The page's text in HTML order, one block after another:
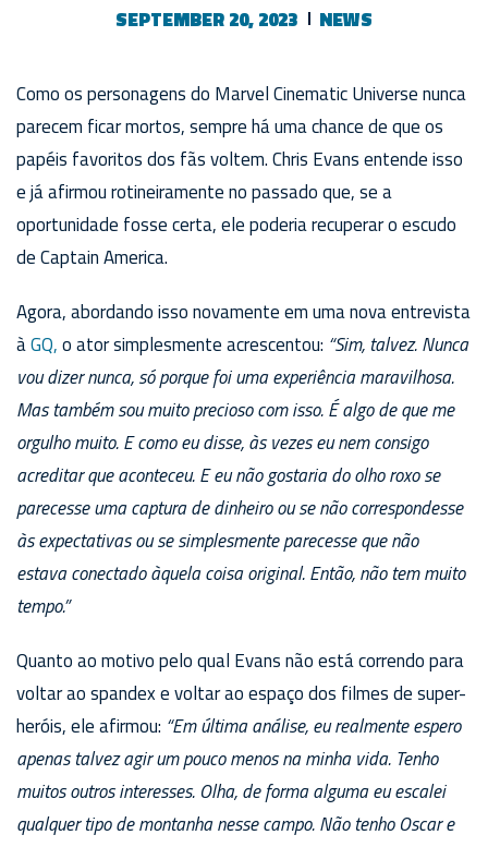
SEPTEMBER 20, 2023 NEWS
Como os personagens do Marvel Cinematic Universe nunca
parecem ficar mortos, sempre há uma chance de que os
papéis favoritos dos fãs voltem. Chris Evans entende isso
e já afirmou rotineiramente no passado que, se a
oportunidade fosse certa, ele poderia recuperar o escudo
de Captain America.
Agora, abordando isso novamente em uma nova entrevista
àGQ,o ator simplesmente acrescentou: “Sim, talvez. Nunca
vou dizer nunca, só porque foi uma experiência maravilhosa.
Mas também sou muito precioso com isso. É algo de que me
orgulho muito. E como eu disse, às vezes eu nem consigo
acreditar que aconteceu. E eu não gostaria do olho roxo se
parecesse uma captura de dinheiro ou se não correspondesse
às expectativas ou se simplesmente parecesse que não
estava conectado àquela coisa original. Então, não tem muito
tempo.”
Quanto ao motivo pelo qual Evans não está correndo para
voltar ao spandex e voltar ao espaço dos filmes de super-
heróis, ele afirmou: “Em última análise, eu realmente espero
apenas talvez agir um pouco menos na minha vida. Tenho
muitos outros interesses. Olha, de forma alguma eu escalei
qualquer tipo de montanha nesse campo. Não tenho Oscar e